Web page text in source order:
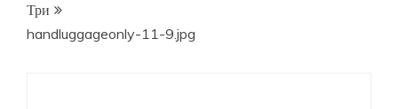
Три
handluggageonly-11-9.jpg